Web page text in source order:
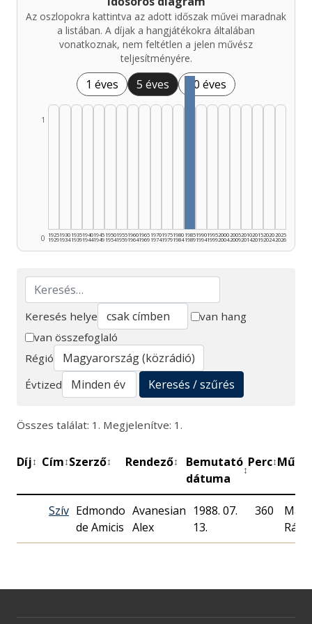
Az oszlopokra kattintva az adott időszak művei maradnak
a listában. A díjak a hangjátékokra általában
vonatkoznak, nem feltétlen a jelen művész
teljesítményére.
1 éves 5 éves 10 éves
0
1
1925
1929
1930
1934
1935
1939
1940
1944
1945
1949
1950
1954
1955
1959
1960
1964
1965
1969
1970
1974
1975
1979
1980
1984
1985
1989
1990
1994
1995
1999
2000
2004
2005
2009
2010
2014
2015
2019
2020
2024
2025
2026
Keresés
Keresés helye
van hang
van összefoglaló
Régió
Évtized
Keresés / szűrés
Összes találat: 1. Megjelenítve: 1.
Díj↕ Cím↕Szerző↕ Rendező↕
Bemutató
dátuma
↕
Perc↕
Szív Edmondo
de Amicis
Avanesian
Alex
1988. 07.
13.
360